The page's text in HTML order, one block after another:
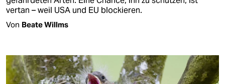
vertan – weil USA und EU blockieren.
Von Beate Willms